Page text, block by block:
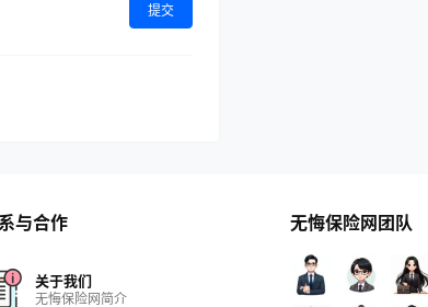
提交
与合作
关于我们
无悔保险网简介
无悔保险网团队